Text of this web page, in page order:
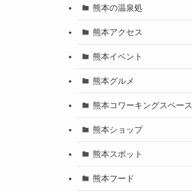
熊本の温泉処
熊本アクセス
熊本イベント
熊本グルメ
熊本コワーキングスペース
熊本ショップ
熊本スポット
熊本フード